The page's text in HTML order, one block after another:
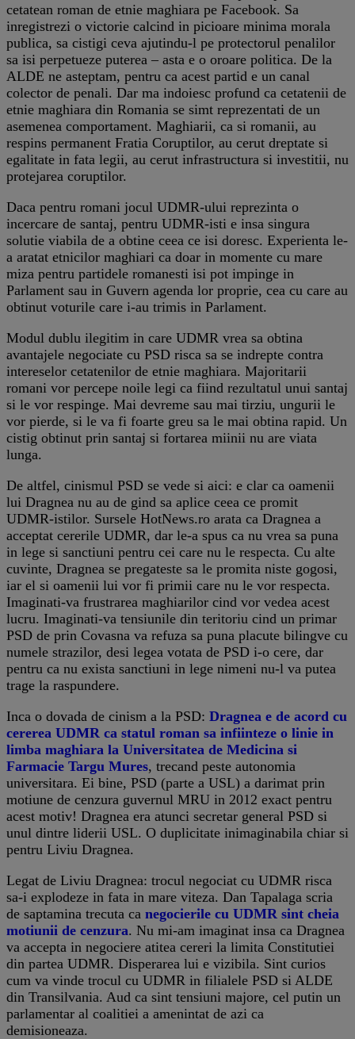
cetatean roman de etnie maghiara pe Facebook. Sa
inregistrezi o victorie calcind in picioare minima morala
publica, sa cistigi ceva ajutindu-l pe protectorul penalilor
sa isi perpetueze puterea – asta e o oroare politica. De la
ALDE ne asteptam, pentru ca acest partid e un canal
colector de penali. Dar ma indoiesc profund ca cetatenii de
etnie maghiara din Romania se simt reprezentati de un
asemenea comportament. Maghiarii, ca si romanii, au
respins permanent Fratia Coruptilor, au cerut dreptate si
egalitate in fata legii, au cerut infrastructura si investitii, nu
protejarea coruptilor.
Daca pentru romani jocul UDMR-ului reprezinta o
incercare de santaj, pentru UDMR-isti e insa singura
solutie viabila de a obtine ceea ce isi doresc. Experienta le-
a aratat etnicilor maghiari ca doar in momente cu mare
miza pentru partidele romanesti isi pot impinge in
Parlament sau in Guvern agenda lor proprie, cea cu care au
obtinut voturile care i-au trimis in Parlament.
Modul dublu ilegitim in care UDMR vrea sa obtina
avantajele negociate cu PSD risca sa se indrepte contra
intereselor cetatenilor de etnie maghiara. Majoritarii
romani vor percepe noile legi ca fiind rezultatul unui santaj
si le vor respinge. Mai devreme sau mai tirziu, ungurii le
vor pierde, si le va fi foarte greu sa le mai obtina rapid. Un
cistig obtinut prin santaj si fortarea miinii nu are viata
lunga.
De altfel, cinismul PSD se vede si aici: e clar ca oamenii
lui Dragnea nu au de gind sa aplice ceea ce promit
UDMR-istilor. Sursele HotNews.ro arata ca Dragnea a
acceptat cererile UDMR, dar le-a spus ca nu vrea sa puna
in lege si sanctiuni pentru cei care nu le respecta. Cu alte
cuvinte, Dragnea se pregateste sa le promita niste gogosi,
iar el si oamenii lui vor fi primii care nu le vor respecta.
Imaginati-va frustrarea maghiarilor cind vor vedea acest
lucru. Imaginati-va tensiunile din teritoriu cind un primar
PSD de prin Covasna va refuza sa puna placute bilingve cu
numele strazilor, desi legea votata de PSD i-o cere, dar
pentru ca nu exista sanctiuni in lege nimeni nu-l va putea
trage la raspundere.
Inca o dovada de cinism a la PSD: Dragnea e de acord cu
cererea UDMR ca statul roman sa infiinteze o linie in
limba maghiara la Universitatea de Medicina si
Farmacie Targu Mures, trecand peste autonomia
universitara. Ei bine, PSD (parte a USL) a darimat prin
motiune de cenzura guvernul MRU in 2012 exact pentru
acest motiv! Dragnea era atunci secretar general PSD si
unul dintre liderii USL. O duplicitate inimaginabila chiar si
pentru Liviu Dragnea.
Legat de Liviu Dragnea: trocul negociat cu UDMR risca
sa-i explodeze in fata in mare viteza. Dan Tapalaga scria
de saptamina trecuta ca negocierile cu UDMR sint cheia
motiunii de cenzura. Nu mi-am imaginat insa ca Dragnea
va accepta in negociere atitea cereri la limita Constitutiei
din partea UDMR. Disperarea lui e vizibila. Sint curios
cum va vinde trocul cu UDMR in filialele PSD si ALDE
din Transilvania. Aud ca sint tensiuni majore, cel putin un
parlamentar al coalitiei a amenintat de azi ca
demisioneaza.